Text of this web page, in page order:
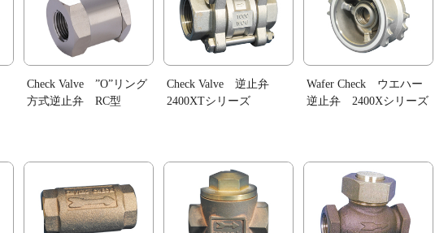
Check Valve ”O”リング
方式逆止弁 RC型
Check Valve 逆止弁
2400XTシリーズ
Wafer Check ウエハー
逆止弁 2400Xシリーズ